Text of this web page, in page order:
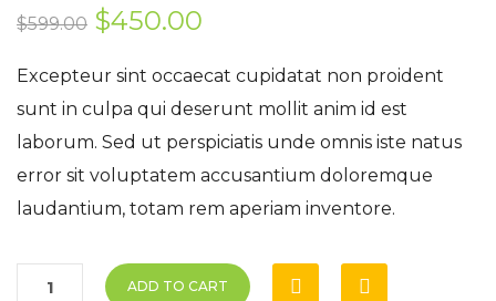
out
of
on
customer
ratings
$599.00 $450.00
Excepteur sint occaecat cupidatat non proident
sunt in culpa qui deserunt mollit anim id est
laborum. Sed ut perspiciatis unde omnis iste natus
error sit voluptatem accusantium doloremque
laudantium, totam rem aperiam inventore.
ADD TO CART